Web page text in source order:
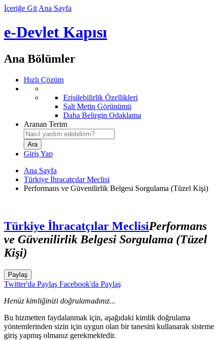
İçeriğe Git Ana Sayfa
e-Devlet Kapısı
Ana Bölümler
Hızlı Çözüm
Erişilebilirlik Özellikleri
Salt Metin Görünümü
Daha Belirgin Odaklama
Aranan Terim
Giriş Yap
Ana Sayfa
Türkiye İhracatçılar Meclisi
Performans ve Güvenilirlik Belgesi Sorgulama (Tüzel Kişi)
Türkiye İhracatçılar MeclisiPerformans
ve Güvenilirlik Belgesi Sorgulama (Tüzel
Kişi)
Paylaş
Twitter'da Paylaş Facebook'da Paylaş
Henüz kimliğinizi doğrulamadınız...
Bu hizmetten faydalanmak için, aşağıdaki kimlik doğrulama
yöntemlerinden sizin için uygun olan bir tanesini kullanarak sisteme
giriş yapmış olmanız gerekmektedir.